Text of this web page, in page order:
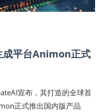
成平台Animon正式
宣布，其打造的全球首
正式推出国内版产品